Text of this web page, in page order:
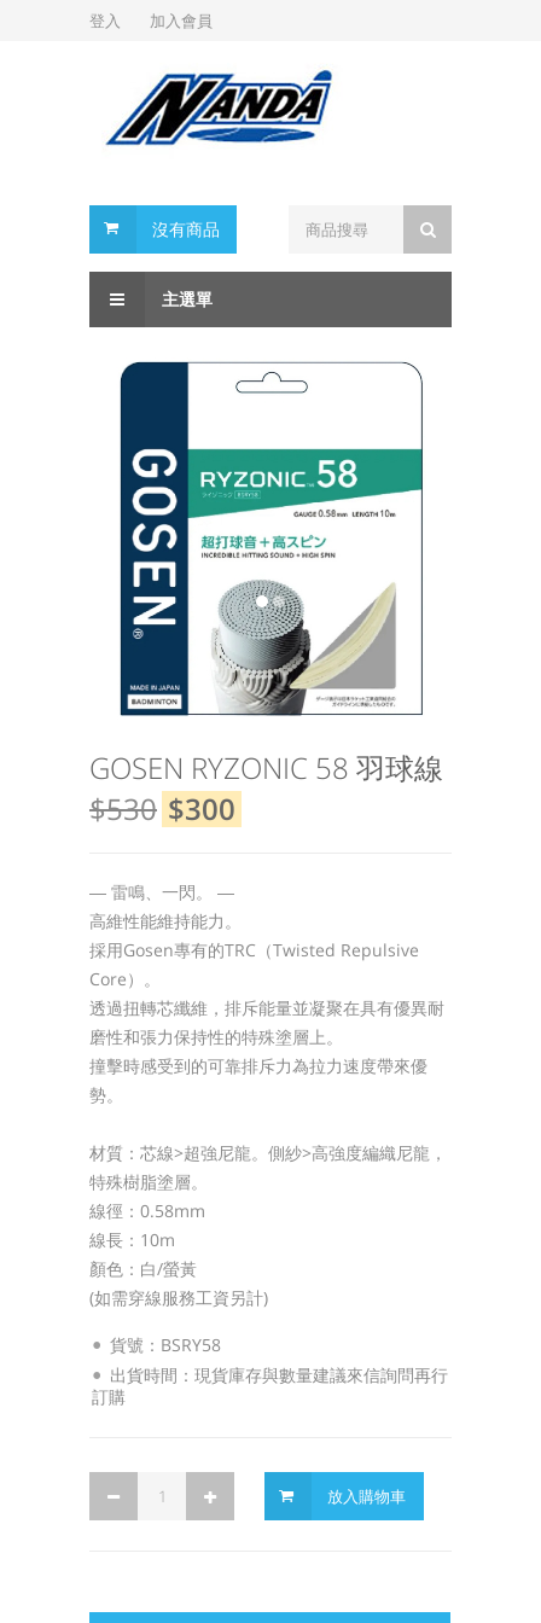
登入 加入會員
沒有商品
主選單
GOSEN RYZONIC 58 羽球線
$530 $300
― 雷鳴、一閃。 ―
高維性能維持能力。
採用Gosen專有的TRC（Twisted Repulsive
Core）。
透過扭轉芯纖維，排斥能量並凝聚在具有優異耐
磨性和張力保持性的特殊塗層上。
撞擊時感受到的可靠排斥力為拉力速度帶來優
勢。
材質：芯線>超強尼龍。側紗>高強度編織尼龍，
特殊樹脂塗層。
線徑：0.58mm
線長：10m
顏色：白/螢黃
(如需穿線服務工資另計)
貨號：BSRY58
出貨時間：現貨庫存與數量建議來信詢問再行
訂購
放入購物車